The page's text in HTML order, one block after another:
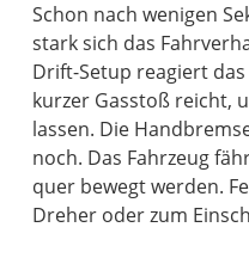
Schon nach wenigen
stark sich das
Drift-Setup reagiert
kurzer Gasstoß reicht,
lassen. Die
noch. Das Fahrzeug
quer bewegt werden.
Dreher oder zum